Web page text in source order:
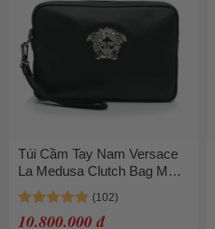
Túi Cầm Tay Nam Versace
La Medusa Clutch Bag Màu
Đen
10.800.000 đ